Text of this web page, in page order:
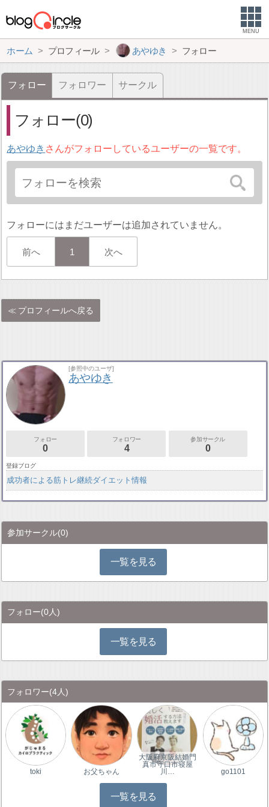
MENU
ホーム プロフィール あやゆき フォロー
フォロー フォロワー サークル
フォロー(0)
あやゆき さんがフォローしているユーザーの一覧です。
フォローにはまだユーザーは追加されていません。
前へ 1 次へ
プロフィールへ戻る
[参照中のユーザ]
あやゆき
フォロー
0
フォロワー
4
参加サークル
0
登録ブログ
成功者による筋トレ継続ダイエット情報
参加サークル(0)
一覧を見る
フォロー(0人)
一覧を見る
フォロワー(4人)
toki お父ちゃん
大阪府京阪結婚門
真市守口市寝屋
川…
go1101
一覧を見る